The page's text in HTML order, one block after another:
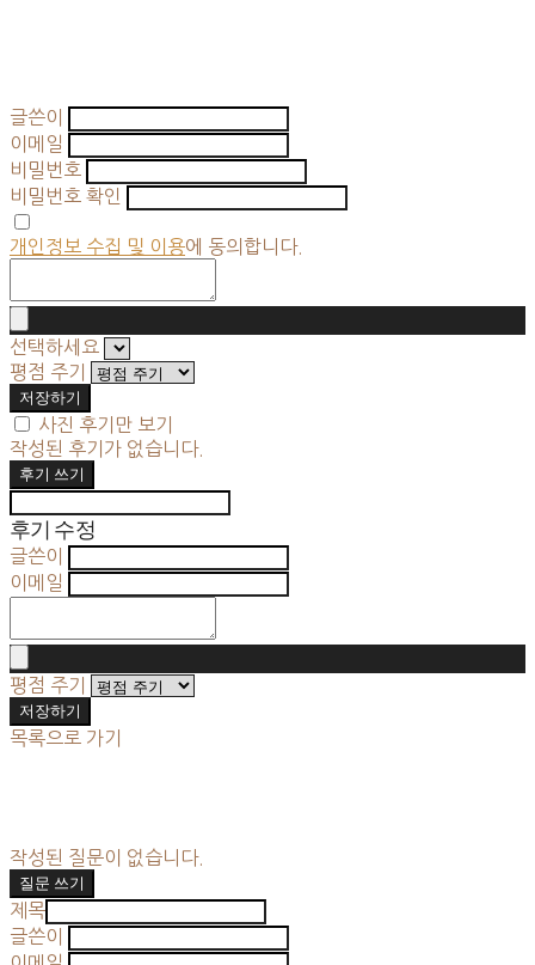
글쓴이
이메일
비밀번호
비밀번호 확인
개인정보 수집 및 이용에 동의합니다.
선택하세요
평점 주기
저장하기
사진 후기만 보기
작성된 후기가 없습니다.
후기 쓰기
후기 수정
글쓴이
이메일
평점 주기
저장하기
목록으로 가기
작성된 질문이 없습니다.
질문 쓰기
제목
글쓴이